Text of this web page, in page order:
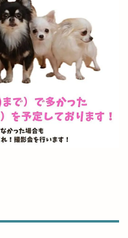
吉兆館
名越弥七朗
み
味噌ラーメン
ょこ
和平
和牛焼肉屋
和風スナック
唐崎商店
唐川
唯一無二
商店